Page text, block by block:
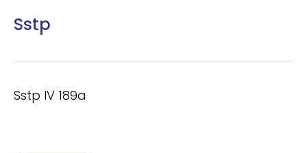
Sstp
Sstp IV 189a